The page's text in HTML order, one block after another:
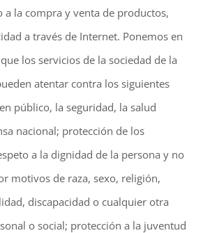
a la compra y venta de productos,
a través de Internet. Ponemos en
los servicios de la sociedad de la
atentar contra los siguientes
público, la seguridad, la salud
nacional; protección de los
a la dignidad de la persona y no
motivos de raza, sexo, religión,
discapacidad o cualquier otra
o social; protección a la juventud